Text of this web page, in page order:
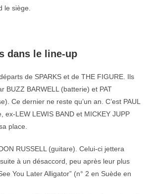
le siège.
dans le line-up
de SPARKS et de THE FIGURE. Ils
BUZZ BARWELL (batterie) et PAT
Ce dernier ne reste qu’un an. C’est PAUL
ex-LEW LEWIS BAND et MICKEY JUPP
place.
RUSSELL (guitare). Celui-ci jettera
à un désaccord, peu après leur plus
You Later Alligator” (n° 2 en Suède en